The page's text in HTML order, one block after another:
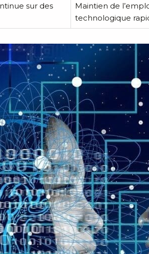
sur des
Maintien de
technologique